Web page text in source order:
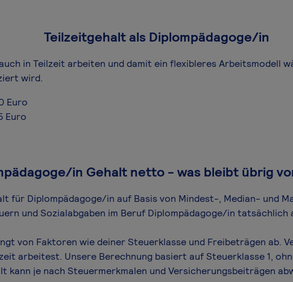
Teilzeitgehalt als Diplompädagoge/in
in Teilzeit arbeiten und damit ein flexibleres Arbeitsmodell
wird.
Euro
Euro
in Gehalt netto - was bleibt übrig
für Diplompädagoge/in auf Basis von Mindest-, Median- und
und Sozialabgaben im Beruf Diplompädagoge/in tatsächlich
von Faktoren wie deiner Steuerklasse und Freibeträgen ab.
arbeitest. Unsere Berechnung basiert auf Steuerklasse 1,
je nach Steuermerkmalen und Versicherungsbeiträgen